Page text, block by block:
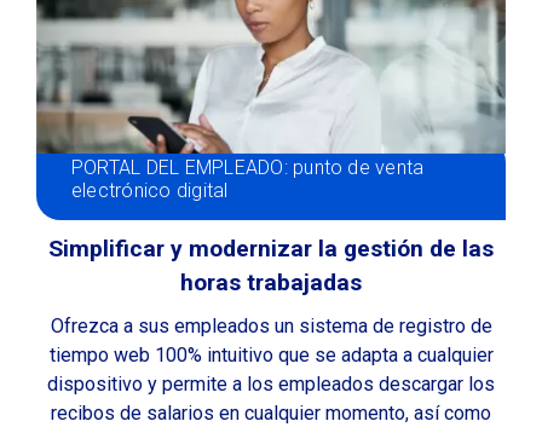
PORTAL DEL EMPLEADO: punto de venta
electrónico digital
Simplificar y modernizar la gestión de las
horas trabajadas
Ofrezca a sus empleados un sistema de registro de
tiempo web 100% intuitivo que se adapta a cualquier
dispositivo y permite a los empleados descargar los
recibos de salarios en cualquier momento, así como